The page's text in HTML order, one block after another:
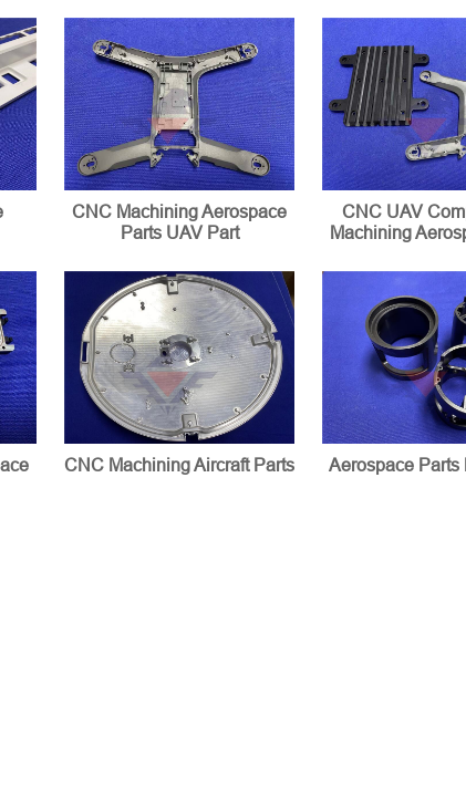
CNC Machining Aerospace
Parts UAV Part
CNC UAV
Machining
CNC Machining Aircraft Parts Aerospace Parts